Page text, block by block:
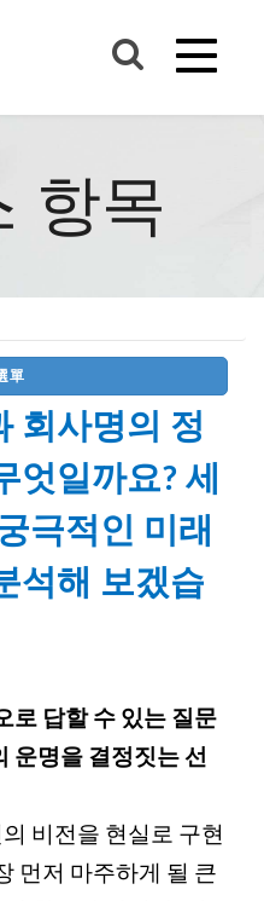
항목
單
회사명의 정
엇일까요? 세
극적인 미래
석해 보겠습
로 답할 수 있는 질문
운명을 결정짓는 선
비전을 현실로 구현
먼저 마주하게 될 큰